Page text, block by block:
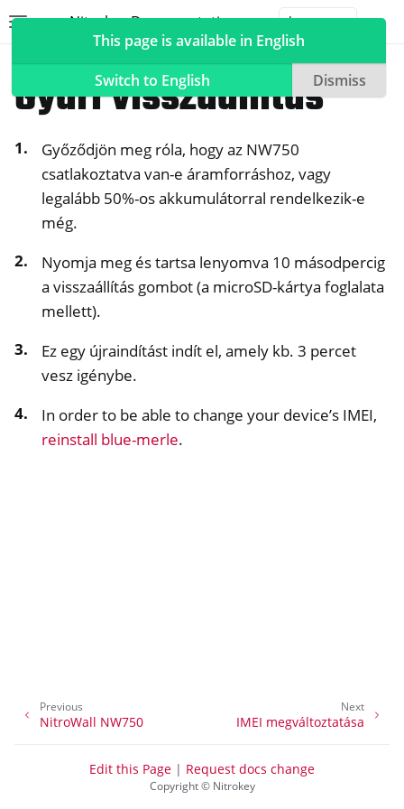
Nitrokey Documentation
navigation of Nitrokeys
navigation of NitroPad, NitroPC
navigation of NitroPhone, NitroTablet
navigation of NextBox
navigation of NetHSM
navigation of NitroWall
navigation of NitroWall NW750
Gyári visszaállítás
Győződjön meg róla, hogy az NW750
csatlakoztatva van-e áramforráshoz, vagy
legalább 50%-os akkumulátorral rendelkezik-e
még.
Nyomja meg és tartsa lenyomva 10 másodpercig
a visszaállítás gombot (a microSD-kártya foglalata
mellett).
Ez egy újraindítást indít el, amely kb. 3 percet
vesz igénybe.
In order to be able to change your device’s IMEI,
reinstall blue-merle.
This page is available in English
Switch to English
Dismiss
Next
IMEI megváltoztatása
Previous
NitroWall NW750
Copyright © Nitrokey
Edit this Page | Request docs change